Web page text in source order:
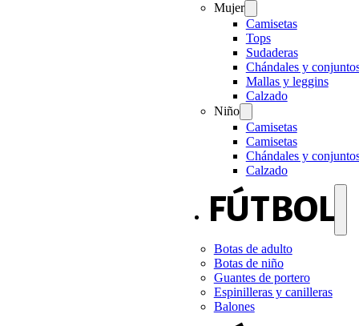
Mujer
Camisetas
Tops
Sudaderas
Chándales y
Mallas y leggins
Calzado
Niño
Camisetas
Camisetas
Chándales y
Calzado
FÚTBOL
Botas de adulto
Botas de niño
Guantes de portero
Espinilleras y canilleras
Balones